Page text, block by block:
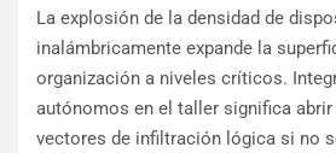
La explosión de la densidad de
inalámbricamente expande la
organización a niveles críticos.
autónomos en el taller significa
vectores de infiltración lógica si no